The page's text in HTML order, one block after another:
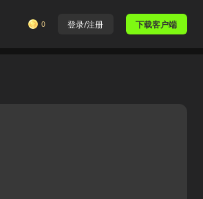
0 登录/注册 下载客户端